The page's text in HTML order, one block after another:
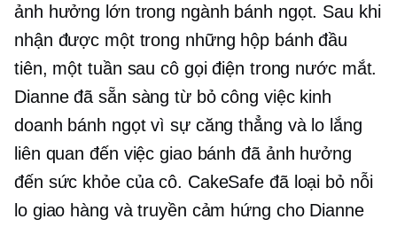
ảnh hưởng lớn trong ngành bánh ngọt. Sau khi
nhận được một trong những hộp bánh đầu
tiên, một tuần sau cô gọi điện trong nước mắt.
Dianne đã sẵn sàng từ bỏ công việc kinh
doanh bánh ngọt vì sự căng thẳng và lo lắng
liên quan đến việc giao bánh đã ảnh hưởng
đến sức khỏe của cô. CakeSafe đã loại bỏ nỗi
lo giao hàng và truyền cảm hứng cho Dianne